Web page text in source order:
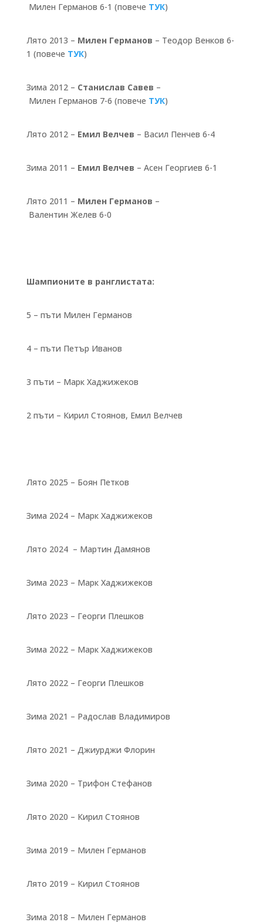
Милен Германов 6-1 (повече ТУК)
Лято 2013 – Милен Германов – Теодор Венков 6-
1 (повече ТУК)
Зима 2012 – Станислав Савев –
Милен Германов 7-6 (повече ТУК)
Лято 2012 – Емил Велчев – Васил Пенчев 6-4
Зима 2011 – Емил Велчев – Асен Георгиев 6-1
Лято 2011 – Милен Германов –
Валентин Желев 6-0
Шампионите в ранглистата:
5 – пъти Милен Германов
4 – пъти Петър Иванов
3 пъти – Марк Хаджижеков
2 пъти – Кирил Стоянов, Емил Велчев
Лято 2025 – Боян Петков
Зима 2024 – Марк Хаджижеков
Лято 2024 – Мартин Дамянов
Зима 2023 – Марк Хаджижеков
Лято 2023 – Георги Плешков
Зима 2022 – Марк Хаджижеков
Лято 2022 – Георги Плешков
Зима 2021 – Радослав Владимиров
Лято 2021 – Джиурджи Флорин
Зима 2020 – Трифон Стефанов
Лято 2020 – Кирил Стоянов
Зима 2019 – Милен Германов
Лято 2019 – Кирил Стоянов
Зима 2018 – Милен Германов